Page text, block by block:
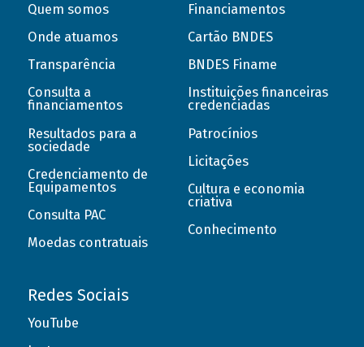
Quem somos
Onde atuamos
Transparência
Consulta a
financiamentos
Resultados para a
sociedade
Credenciamento de
Equipamentos
Consulta PAC
Moedas contratuais
Financiamentos
Cartão BNDES
BNDES Finame
Instituições financeiras
credenciadas
Patrocínios
Licitações
Cultura e economia
criativa
Conhecimento
Redes Sociais
YouTube